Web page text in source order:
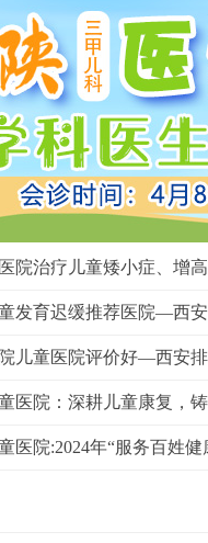
院治疗儿童矮小症、增
发育迟缓推荐医院—西
医院：深耕儿童康复，
医院:2024年“服务百姓健